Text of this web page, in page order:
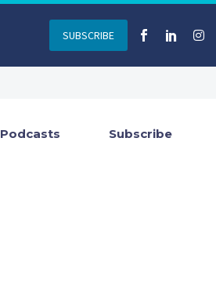
SUBSCRIBE
Podcasts Subscribe